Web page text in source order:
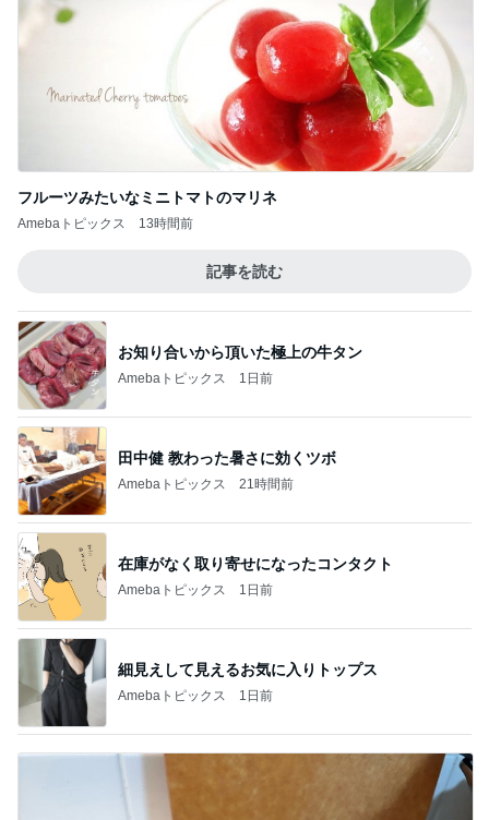
フルーツみたいなミニトマトのマリネ
Amebaトピックス 13時間前
記事を読む
お知り合いから頂いた極上の牛タン
Amebaトピックス 1日前
田中健 教わった暑さに効くツボ
Amebaトピックス 21時間前
在庫がなく取り寄せになったコンタクト
Amebaトピックス 1日前
細見えして見えるお気に入りトップス
Amebaトピックス 1日前